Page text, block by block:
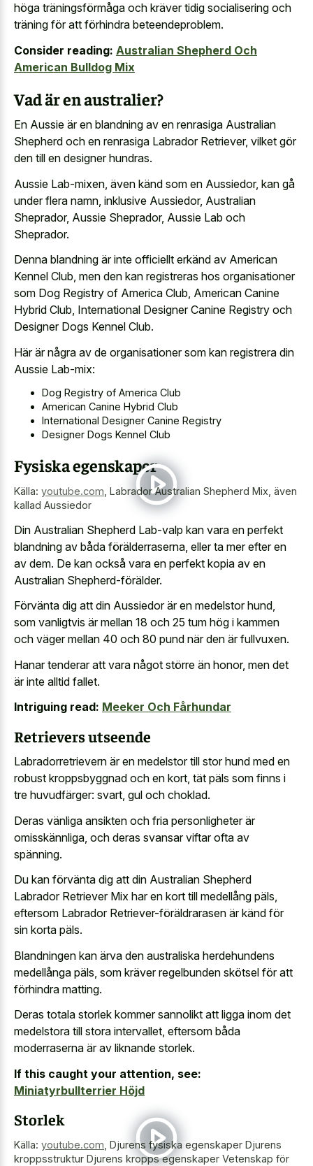
höga träningsförmåga och kräver tidig socialisering och
träning för att förhindra beteendeproblem.
Consider reading: Australian Shepherd Och
American Bulldog Mix
Vad är en australier?
En Aussie är en blandning av en renrasiga Australian
Shepherd och en renrasiga Labrador Retriever, vilket gör
den till en designer hundras.
Aussie Lab-mixen, även känd som en Aussiedor, kan gå
under flera namn, inklusive Aussiedor, Australian
Sheprador, Aussie Sheprador, Aussie Lab och
Sheprador.
Denna blandning är inte officiellt erkänd av American
Kennel Club, men den kan registreras hos organisationer
som Dog Registry of America Club, American Canine
Hybrid Club, International Designer Canine Registry och
Designer Dogs Kennel Club.
Här är några av de organisationer som kan registrera din
Aussie Lab-mix:
Dog Registry of America Club
American Canine Hybrid Club
International Designer Canine Registry
Designer Dogs Kennel Club
Fysiska egenskaper
Källa: youtube.com Labrador Australian Shepherd Mix, även
kallad Aussiedor
Din Australian Shepherd Lab-valp kan vara en perfekt
blandning av båda förälderraserna, eller ta mer efter en
av dem. De kan också vara en perfekt kopia av en
Australian Shepherd-förälder.
Förvänta dig att din Aussiedor är en medelstor hund,
som vanligtvis är mellan 18 och 25 tum hög i kammen
och väger mellan 40 och 80 pund när den är fullvuxen.
Hanar tenderar att vara något större än honor, men det
är inte alltid fallet.
Intriguing read: Meeker Och Fårhundar
Retrievers utseende
Labradorretrievern är en medelstor till stor hund med en
robust kroppsbyggnad och en kort, tät päls som finns i
tre huvudfärger: svart, gul och choklad.
Deras vänliga ansikten och fria personligheter är
omisskännliga, och deras svansar viftar ofta av
spänning.
Du kan förvänta dig att din Australian Shepherd
Labrador Retriever Mix har en kort till medellång päls,
eftersom Labrador Retriever-föräldrarasen är känd för
sin korta päls.
Blandningen kan ärva den australiska herdehundens
medellånga päls, som kräver regelbunden skötsel för att
förhindra matting.
Deras totala storlek kommer sannolikt att ligga inom det
medelstora till stora intervallet, eftersom båda
moderraserna är av liknande storlek.
If this caught your attention, see:
Miniatyrbullterrier Höjd
Storlek
Källa: youtube.com Djurens fysiska egenskaper Djurens
kroppsstruktur Djurens kropps egenskaper Vetenskap för